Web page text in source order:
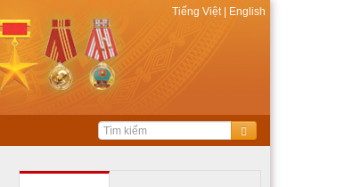
Tiếng Việt English